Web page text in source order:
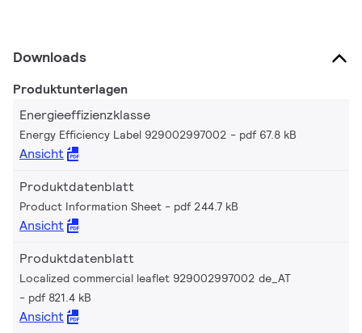
Downloads
Produktunterlagen
Energieeffizienzklasse
Energy Efficiency Label 929002997002 pdf 67.8 kB
Ansicht
Produktdatenblatt
Product Information Sheet pdf 244.7 kB
Ansicht
Produktdatenblatt
Localized commercial leaflet 929002997002 de_AT
pdf 821.4 kB
Ansicht